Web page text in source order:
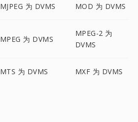
MJPEG 为 DVMS MOD 为 DVMS
MPEG 为 DVMS
MPEG-2 为
DVMS
MTS 为 DVMS MXF 为 DVMS